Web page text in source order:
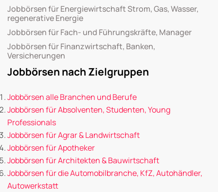
Jobbörsen für Energiewirtschaft Strom, Gas, Wasser,
regenerative Energie
Jobbörsen für Fach- und Führungskräfte, Manager
Jobbörsen für Finanzwirtschaft, Banken,
Versicherungen
Jobbörsen nach Zielgruppen
Jobbörsen alle Branchen und Berufe
Jobbörsen für Absolventen, Studenten, Young
Professionals
Jobbörsen für Agrar & Landwirtschaft
Jobbörsen für Apotheker
Jobbörsen für Architekten & Bauwirtschaft
Jobbörsen für die Automobilbranche, KfZ, Autohändler,
Autowerkstatt